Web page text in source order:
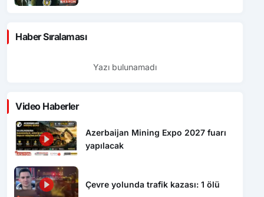
Haber Sıralaması
Yazı bulunamadı
Video Haberler
Azerbaijan Mining Expo 2027 fuarı
yapılacak
Çevre yolunda trafik kazası: 1 ölü